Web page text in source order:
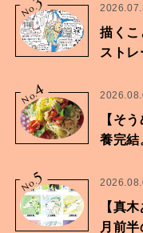
No.
描く
スト
No.
4
【そ
養完結
No.
5
【真
月前